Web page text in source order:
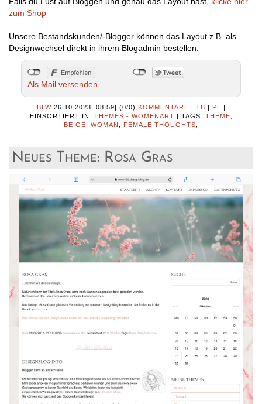
zum Shop
Unsere Bestandskunden/-Blogger können das Layout z.B. als
Designwechsel direkt in ihrem Blogadmin bestellen.
Als Mail versenden
BLW 26.10.2023, 08.59| (0/0) KOMMENTARE | TB | PL
|
EINSORTIERT IN: THEMES - WOMENART | TAGS: THEME
BEIGE
WOMAN FEMALE THOUGHTS
Neues Theme: Rosa Gras